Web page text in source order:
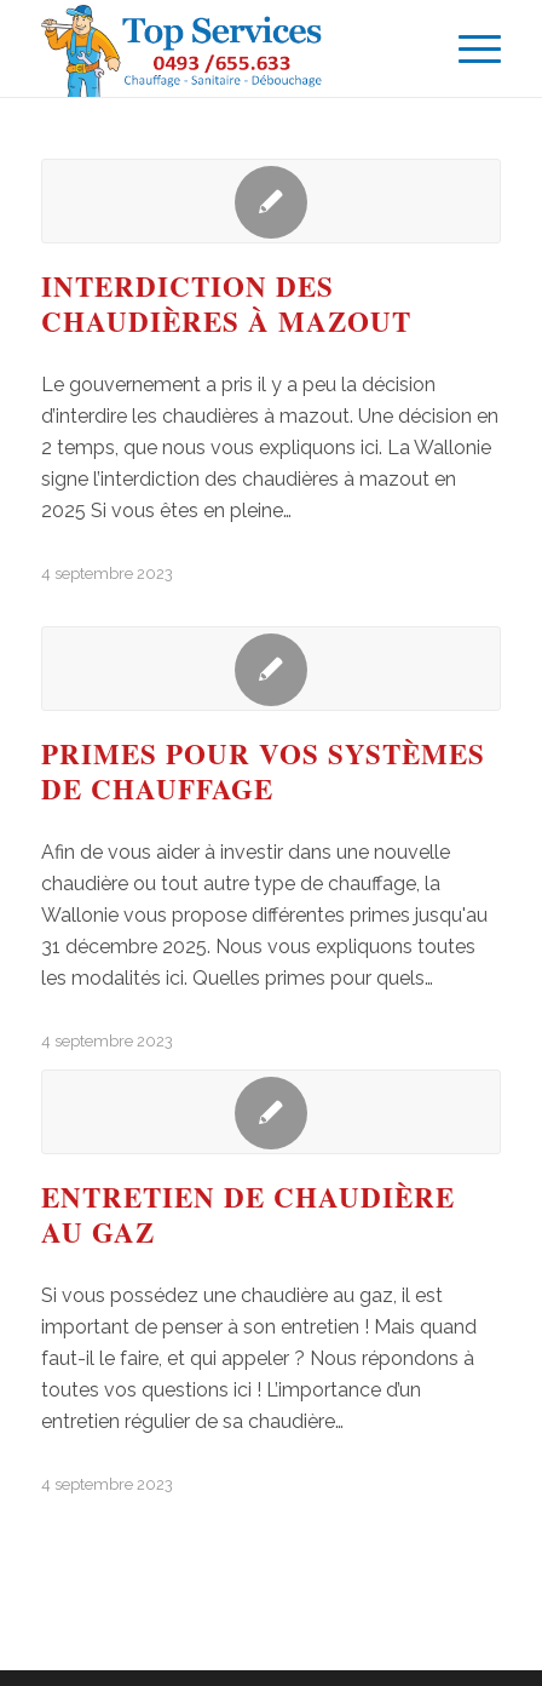
INTERDICTION DES
CHAUDIÈRES À MAZOUT
Le gouvernement a pris il y a peu la décision
d’interdire les chaudières à mazout. Une décision en
2 temps, que nous vous expliquons ici. La Wallonie
signe l’interdiction des chaudières à mazout en
2025 Si vous êtes en pleine…
4 septembre 2023
PRIMES POUR VOS SYSTÈMES
DE CHAUFFAGE
Afin de vous aider à investir dans une nouvelle
chaudière ou tout autre type de chauffage, la
Wallonie vous propose différentes primes jusqu'au
31 décembre 2025. Nous vous expliquons toutes
les modalités ici. Quelles primes pour quels…
4 septembre 2023
ENTRETIEN DE CHAUDIÈRE
AU GAZ
Si vous possédez une chaudière au gaz, il est
important de penser à son entretien ! Mais quand
faut-il le faire, et qui appeler ? Nous répondons à
toutes vos questions ici ! L’importance d’un
entretien régulier de sa chaudière…
4 septembre 2023